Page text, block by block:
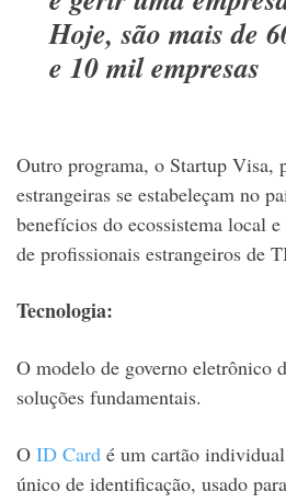
Hoje, são mais de
e 10 mil empresas
Outro programa, o Startup Visa,
estrangeiras se estabeleçam no
benefícios do ecossistema local
de profissionais estrangeiros de
Tecnologia:
O modelo de governo eletrônico
soluções fundamentais.
O ID Card é um cartão
único de identificação, usado